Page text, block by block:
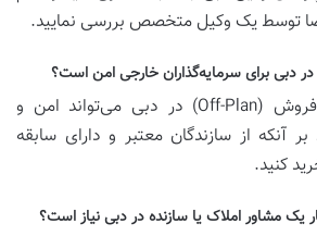
توسط یک وکیل متخصص بررسی نمایید.
دبی برای سرمایه‌گذاران خارجی امن است؟
بله، خرید ملک پیش‌فروش (Off-Plan) در دبی می‌تواند امن و
آنکه از سازندگان معتبر و دارای سابقه
کنید.
یک مشاور املاک یا سازنده در دبی نیاز است؟